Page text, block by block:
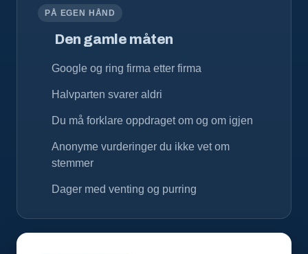
PÅ EGEN HÅND
Den gamle måten
Google og ring firma etter firma
Halvparten svarer aldri
Du må forklare oppdraget om og om igjen
Anonyme vurderinger du ikke vet om
stemmer
Dager med venting og purring